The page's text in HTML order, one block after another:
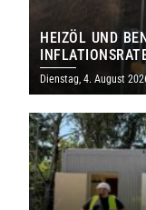
HEIZÖL UND
Dienstag, 4. August